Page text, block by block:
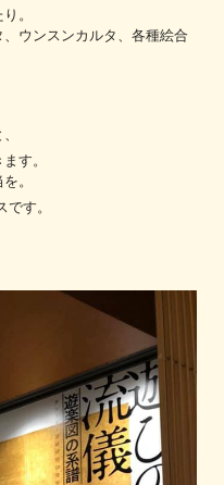
。
ウンスンカルタ、各種絵合
す。
。
す。